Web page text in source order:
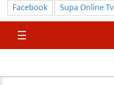
प्रमुख
समाचार
सुदुर
Facebook Supa Online Tv
☰